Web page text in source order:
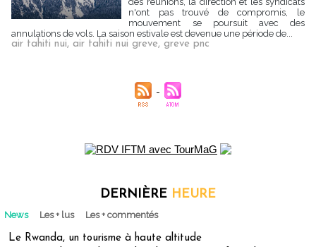
n'ont pas trouvé de compromis, le
mouvement se poursuit avec des
annulations de vols. La saison estivale est devenue une période de...
air tahiti nui, air tahiti nui greve, greve pnc
DERNIÈRE HEURE
News Les + lus Les + commentés
Le Rwanda, un tourisme à haute altitude